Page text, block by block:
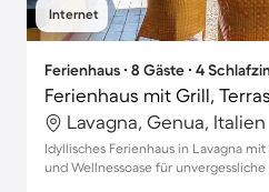
Internet
Ferienhaus ∙ 8 Gäste ∙ 4
Lavagna, Genua, Italien
Idyllisches Ferienhaus in Lavagna
und Wellnessoase für